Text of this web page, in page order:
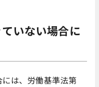
いない場合に
は、労働基準法第